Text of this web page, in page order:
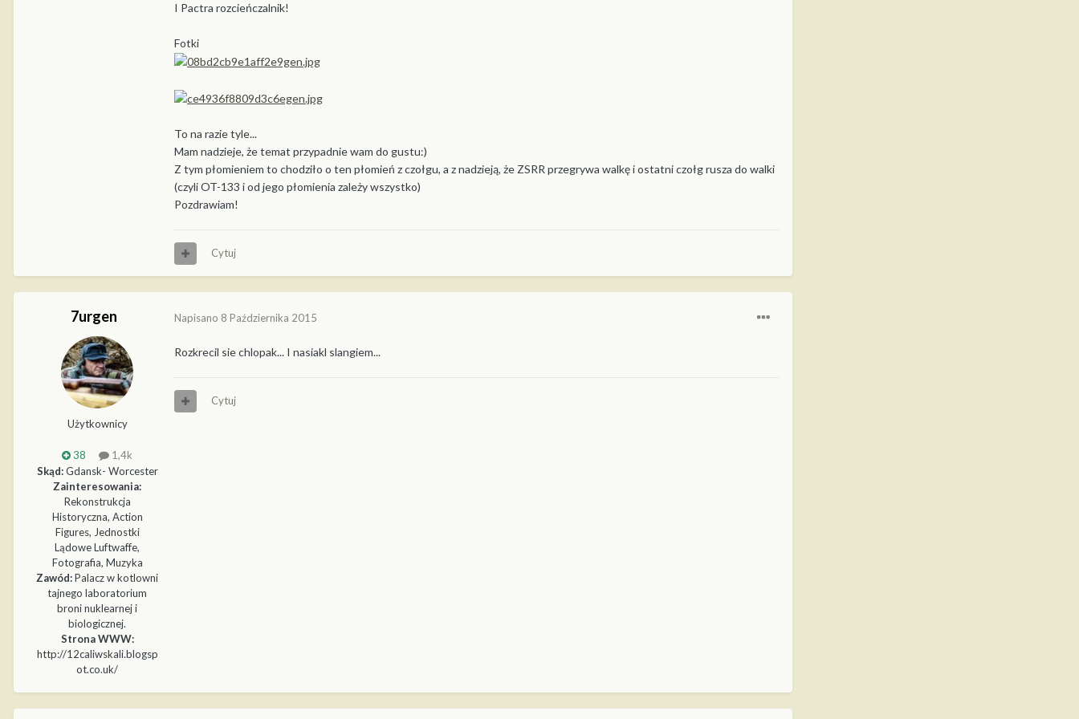
I Pactra rozcieńczalnik!
Fotki
To na razie tyle...
Mam nadzieje, że temat przypadnie wam do gustu:)
Z tym płomieniem to chodziło o ten płomień z czołgu, a z nadzieją, że ZSRR przegrywa walkę i ostatni czołg rusza do walki
(czyli OT-133 i od jego płomienia zależy wszystko)
Pozdrawiam!
Cytuj
7urgen
Użytkownicy
38
1,4k
Skąd:Gdansk- Worcester
Zainteresowania:
Rekonstrukcja
Historyczna, Action
Figures, Jednostki
Lądowe Luftwaffe,
Fotografia, Muzyka
Zawód:Palacz w kotlowni
tajnego laboratorium
broni nuklearnej i
biologicznej.
Strona WWW:
http://12caliwskali.blogsp
ot.co.uk/
Napisano 8 Października 2015
Rozkrecil sie chlopak... I nasiakl slangiem...
Cytuj